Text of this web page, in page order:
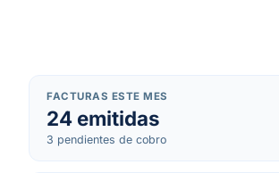
FACTURAS ESTE MES
24 emitidas
3 pendientes de cobro